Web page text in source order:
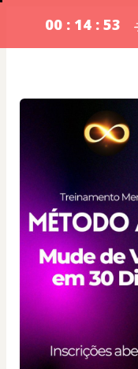
00 : 14 : 53